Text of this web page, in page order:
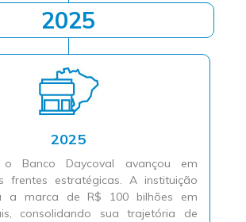
2025
2025
Banco Daycoval avançou em
frentes estratégicas. A instituição
a marca de R$ 100 bilhões em
consolidando sua trajetória de